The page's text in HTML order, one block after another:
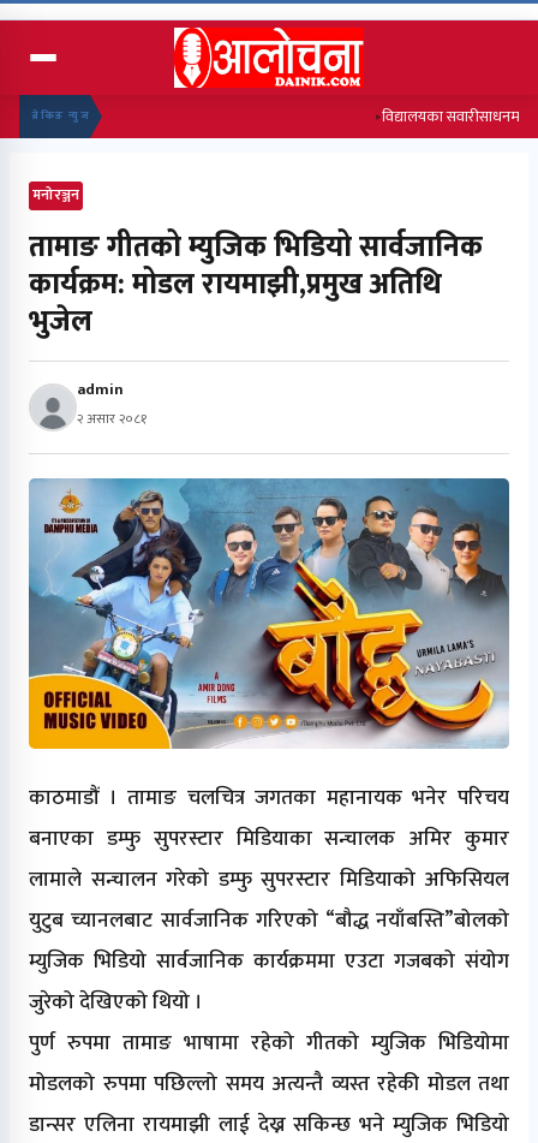
ब्रेकिङ न्युज विद्यालयका सवारीसाधनमा कडा
मनोरञ्जन
तामाङ गीतको म्युजिक भिडियो सार्वजानिक
कार्यक्रम: मोडल रायमाझी,प्रमुख अतिथि
भुजेल
admin
२ असार २०८१
काठमाडौं । तामाङ चलचित्र जगतका महानायक भनेर परिचय
बनाएका डम्फु सुपरस्टार मिडियाका सन्चालक अमिर कुमार
लामाले सन्चालन गरेको डम्फु सुपरस्टार मिडियाको अफिसियल
युटुब च्यानलबाट सार्वजानिक गरिएको “बौद्ध नयाँबस्ति”बोलको
म्युजिक भिडियो सार्वजानिक कार्यक्रममा एउटा गजबको संयोग
जुरेको देखिएको थियो ।
पुर्ण रुपमा तामाङ भाषामा रहेको गीतको म्युजिक भिडियोमा
मोडलको रुपमा पछिल्लो समय अत्यन्तै व्यस्त रहेकी मोडल तथा
डान्सर एलिना रायमाझी लाई देख्न सकिन्छ भने म्युजिक भिडियो